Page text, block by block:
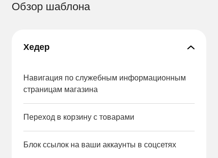
Обзор шаблона
Хедер
Навигация по служебным информационным
страницам магазина
Переход в корзину с товарами
Блок ссылок на ваши аккаунты в соцсетях